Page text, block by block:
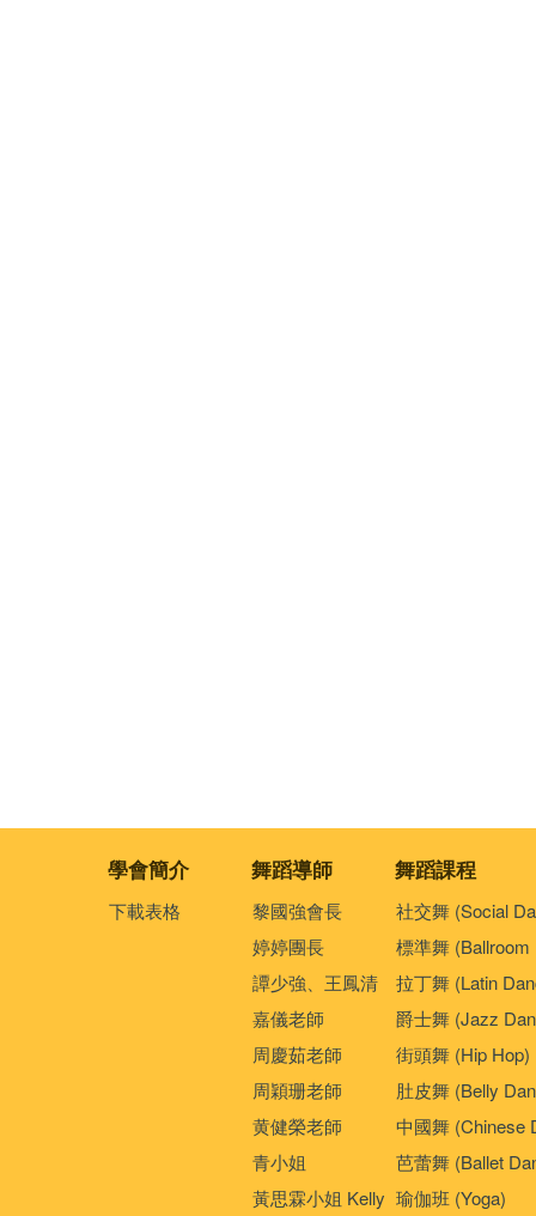
學會簡介 舞蹈導師 舞蹈課程
下載表格
黎國強會長
婷婷團長
譚少強、王鳳清
嘉儀老師
周慶茹老師
周穎珊老師
黄健榮老師
青小姐
黃思霖小姐 Kelly
社交舞 (Social
標準舞 (Ballroom
拉丁舞 (Latin
爵士舞 (Jazz
街頭舞 (Hip Hop)
肚皮舞 (Belly
中國舞 (Chinese
芭蕾舞 (Ballet
瑜伽班 (Yoga)